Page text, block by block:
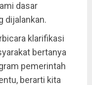
dasar
dijalankan.
klarifikasi
bertanya
pemerintah
berarti kita